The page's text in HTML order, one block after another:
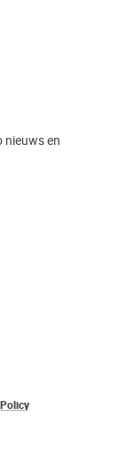
nieuws en